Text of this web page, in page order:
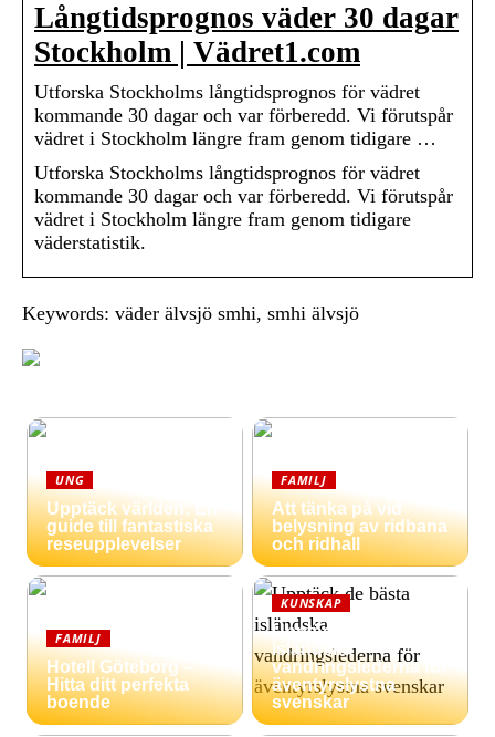
Långtidsprognos väder 30 dagar
Stockholm | Vädret1.com
Utforska Stockholms långtidsprognos för vädret
kommande 30 dagar och var förberedd. Vi förutspår
vädret i Stockholm längre fram genom tidigare …
Utforska Stockholms långtidsprognos för vädret
kommande 30 dagar och var förberedd. Vi förutspår
vädret i Stockholm längre fram genom tidigare
väderstatistik.
Keywords: väder älvsjö smhi, smhi älvsjö
UNG
Upptäck världen: En
guide till fantastiska
reseupplevelser
FAMILJ
Att tänka på vid
belysning av ridbana
och ridhall
FAMILJ
Hotell Göteborg –
Hitta ditt perfekta
boende
KUNSKAP
Upptäck de bästa
isländska
vandringslederna för
äventyrslystna
svenskar